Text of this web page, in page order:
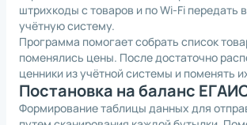
штрихкоды с товаров и по Wi-Fi передать
учётную систему.
Программа помогает собрать список
поменялись цены. После достаточно
ценники из учётной системы и поменять
Постановка на баланс
Формирование таблицы данных для